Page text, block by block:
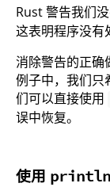
Rust 警告我们
这表明程序没有
消除警告的正确
例子中，我们只
们可以直接使用
误中恢复。
使用